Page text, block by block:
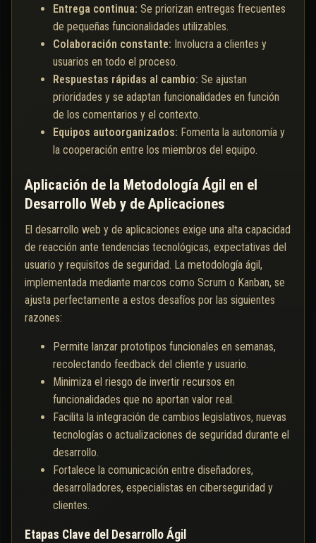
Entrega continua: Se priorizan entregas frecuentes
de pequeñas funcionalidades utilizables.
Colaboración constante: Involucra a clientes y
usuarios en todo el proceso.
Respuestas rápidas al cambio: Se ajustan
prioridades y se adaptan funcionalidades en función
de los comentarios y el contexto.
Equipos autoorganizados: Fomenta la autonomía y
la cooperación entre los miembros del equipo.
Aplicación de la Metodología Ágil en el
Desarrollo Web y de Aplicaciones
El desarrollo web y de aplicaciones exige una alta capacidad
de reacción ante tendencias tecnológicas, expectativas del
usuario y requisitos de seguridad. La metodología ágil,
implementada mediante marcos como Scrum o Kanban, se
ajusta perfectamente a estos desafíos por las siguientes
razones:
Permite lanzar prototipos funcionales en semanas,
recolectando feedback del cliente y usuario.
Minimiza el riesgo de invertir recursos en
funcionalidades que no aportan valor real.
Facilita la integración de cambios legislativos, nuevas
tecnologías o actualizaciones de seguridad durante el
desarrollo.
Fortalece la comunicación entre diseñadores,
desarrolladores, especialistas en ciberseguridad y
clientes.
Etapas Clave del Desarrollo Ágil